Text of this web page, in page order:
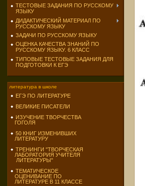
ТЕСТОВЫЕ ЗАДАНИЯ ПО РУССКОМУ
ЯЗЫКУ
ДИДАКТИЧЕСКИЙ МАТЕРИАЛ ПО
РУССКОМУ ЯЗЫКУ
ЗАДАЧИ ПО РУССКОМУ ЯЗЫКУ
ОЦЕНКА КАЧЕСТВА ЗНАНИЙ ПО
РУССКОМУ ЯЗЫКУ. 6 КЛАСС
ТИПОВЫЕ ТЕСТОВЫЕ ЗАДАНИЯ ДЛЯ
ПОДГОТОВКИ К ЕГЭ
литература в школе
ЕГЭ ПО ЛИТЕРАТУРЕ
ВЕЛИКИЕ ПИСАТЕЛИ
ИЗУЧЕНИЕ ТВОРЧЕСТВА
ГОГОЛЯ
50 КНИГ ИЗМЕНИВШИХ
ЛИТЕРАТУРУ
ТРЕНИНГИ "ТВОРЧЕСКАЯ
ЛАБОРАТОРИЯ УЧИТЕЛЯ
ЛИТЕРАТУРЫ"
ТЕМАТИЧЕСКОЕ
ОЦЕНИВАНИЕ ПО
ЛИТЕРАТУРЕ В 11 КЛАССЕ